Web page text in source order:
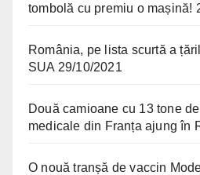
tombolă cu premiu o mașină!
România, pe lista scurtă a
SUA 29/10/2021
Două camioane cu 13 tone
medicale din Franța ajung în
O nouă tranșă de vaccin